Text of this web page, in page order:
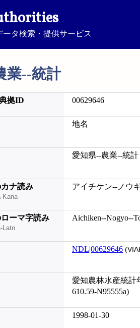
タ検索・提供サービス
業--統計
拠ID 00629646
地名
愛知県--農業--統計
ナ読み
Kana
アイチケン--ノウ
ーマ字読み
Latn
Aichiken--Nogyo--
NDL|00629646
愛知農林水産統計
610.59-N95555a)
1998-01-30